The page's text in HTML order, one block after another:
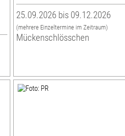
25.09.2026 bis 09.12.2026
(mehrere Einzeltermine im Zeitraum)
Mückenschlösschen